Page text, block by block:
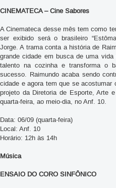
CINEMATECA – Cine Sabores
A Cinemateca desse mês tem como
ser exibido será o brasileiro
Jorge. A trama conta a história de
grande cidade em busca de uma
talento na cozinha e transforma o
sucesso. Raimundo acaba sendo
cidade e agora tem que se
projeto da Diretoria de Esporte, Arte
quarta-feira, ao meio-dia, no Anf. 10.
Data: 06/09 (quarta-feira)
Local: Anf. 10
Horário: 12h às 14h
Música
ENSAIO DO CORO SINFÔNICO